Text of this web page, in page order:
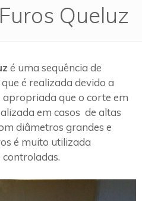
Queluz
é uma sequência de
é realizada devido a
apropriada que o corte em
em casos de altas
diâmetros grandes e
é muito utilizada
controladas.